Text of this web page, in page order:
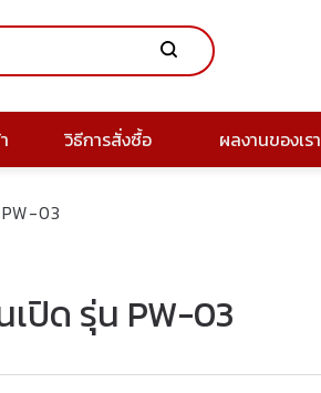
วิธีการสั่งซื้อ ผลงานของเรา
03
เปิด รุ่น PW-03